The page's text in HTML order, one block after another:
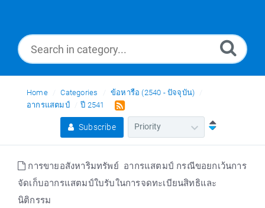
Glossary
Thai
Home Categories
ข้อหารือ (2540 - ปัจจุบัน)
อากรแสตมป์
ปี 2541
Subscribe
การขายอสังหาริมทรัพย์ อากรแสตมป์ กรณีขอยกเว้นการ
จัดเก็บอากรแสตมป์ใบรับในการจดทะเบียนสิทธิและ
นิติกรรม